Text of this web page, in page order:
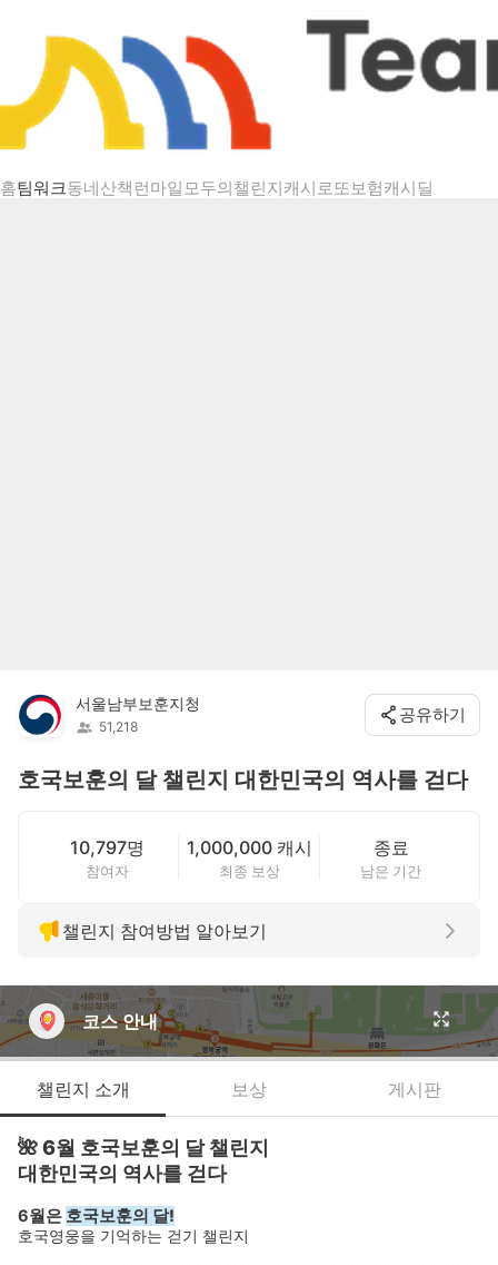
홈팀워크동네산책 런마일모두의챌린지캐시로또보험캐시딜
챌린지 상세
서울남부보훈지청
51,218
공유하기
호국보훈의 달 챌린지 대한민국의 역사를 걷다
10,797명
참여자
1,000,000 캐시
최종 보상
종료
남은 기간
챌린지 참여방법 알아보기
코스 안내
챌린지 소개 보상 게시판
🌺 6월 호국보훈의 달 챌린지
대한민국의 역사를 걷다
6월은 호국보훈의 달!
호국영웅을 기억하는 걷기 챌린지